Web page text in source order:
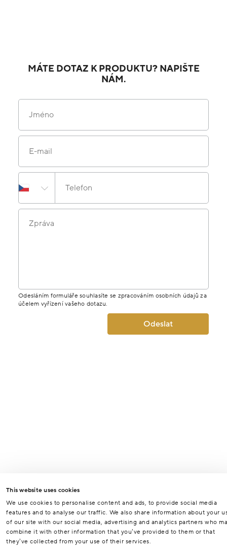
This website uses cookies
We use cookies to personalise content and ads, to provide social media
features and to analyse our traffic. We also share information about your
of our site with our social media, advertising and analytics partners who
combine it with other information that you’ve provided to them or that
they’ve collected from your use of their services.
MÁTE DOTAZ K PRODUKTU? NAPIŠTE
NÁM.
Jméno
E-mail
Telefon
Zpráva
Odesláním formuláře souhlasíte se zpracováním osobních údajů za
účelem vyřízení vašeho dotazu.
Odeslat